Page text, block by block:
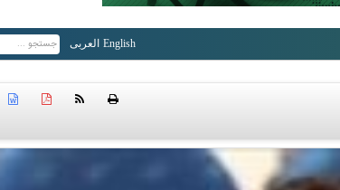
English العربی